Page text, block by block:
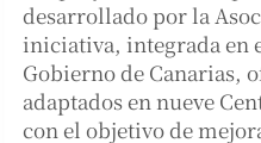
desarrollado por la
iniciativa, integrada en
Gobierno de Canarias,
adaptados en nueve
con el objetivo de